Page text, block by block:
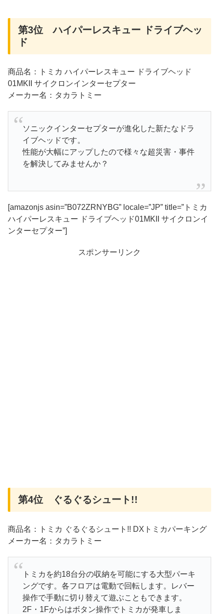
第3位 ハイパーレスキュー ドライブヘッ
ド
商品名：トミカ ハイパーレスキュー ドライブヘッド
01MKII サイクロンインターセプター
メーカー名：タカラトミー
ソニックインターセプターが進化した新たなドラ
イブヘッドです。
性能が大幅にアップしたので様々な超災害・事件
を解決してみませんか？
[amazonjs asin=”B072ZRNYBG” locale=”JP” title=”トミカ
ハイパーレスキュー ドライブヘッド01MKII サイクロンイ
ンターセプター”]
スポンサーリンク
第4位 ぐるぐるシュート!!
商品名：トミカ ぐるぐるシュート!! DXトミカパーキング
メーカー名：タカラトミー
トミカを約18台分の収納を可能にする大型パーキ
ングです。各フロアは電動で回転します。レバー
操作で手動に切り替えて遊ぶこともできます。
2F・1Fからはボタン操作でトミカが発車しま